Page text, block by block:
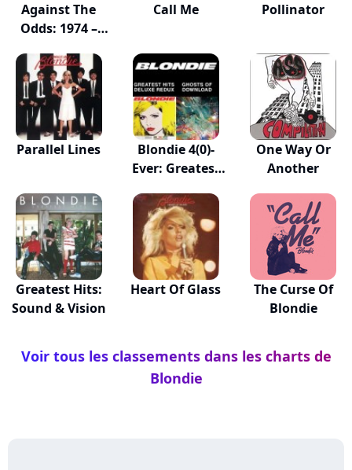
Against The
Odds: 1974 –
Call Me Pollinator
Parallel Lines
Blondie 4(0)-
Ever: Greatest
One Way Or
Another
Greatest Hits:
Sound & Vision
Heart Of Glass
The Curse Of
Blondie
Voir tous les classements dans les charts de
Blondie